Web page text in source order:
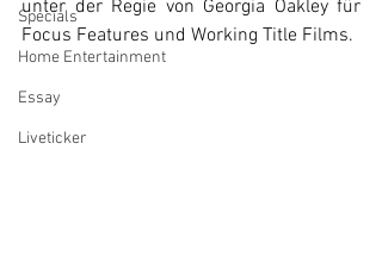
Specials
Home Entertainment
Essay
Liveticker
unter der Regie von Georgia Oakley für
Focus Features und Working Title Films.